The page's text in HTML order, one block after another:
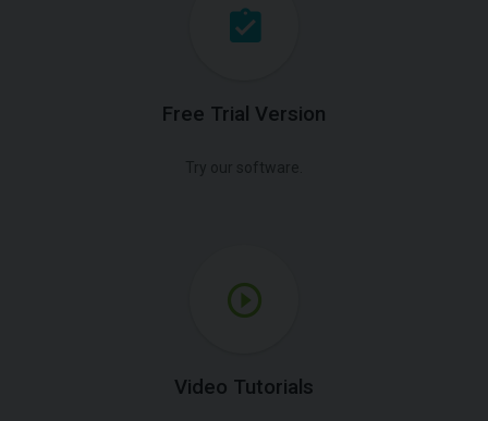
Free Trial Version
Video Tutorials